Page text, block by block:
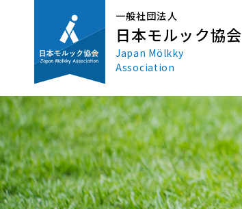
一般社団法人
日本モルック協会
Japan Mölkky
Association